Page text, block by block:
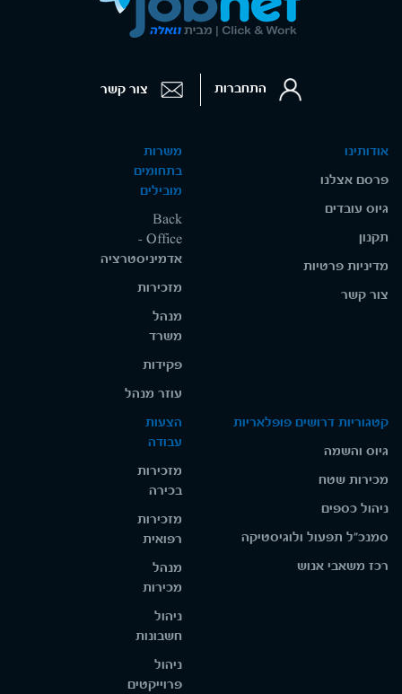
אודותינו
פרסם אצלנו
גיוס עובדים
תקנון
מדיניות פרטיות
צור קשר
משרות
בתחומים
מובילים
Back
Office -
אדמיניסטרציה
מזכירות
מנהל
משרד
פקידות
עוזר מנהל
קטגוריות דרושים פופלאריות
גיוס והשמה
מכירות שטח
ניהול כספים
סמנכ"ל תפעול ולוגיסטיקה
רכז משאבי אנוש
הצעות
עבודה
מזכירות
בכירה
מזכירות
רפואית
מנהל
מכירות
ניהול
חשבונות
ניהול
פרוייקטים